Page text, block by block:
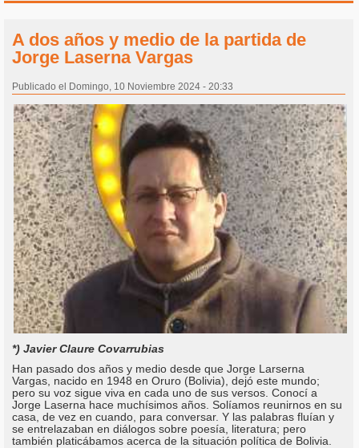
A dos años y medio de la partida de
Jorge Laserna Vargas
Publicado el Domingo, 10 Noviembre 2024 - 20:33
*) Javier Claure Covarrubias
Han pasado dos años y medio desde que Jorge Larserna
Vargas, nacido en 1948 en Oruro (Bolivia), dejó este mundo;
pero su voz sigue viva en cada uno de sus versos. Conocí a
Jorge Laserna hace muchísimos años. Solíamos reunirnos en su
casa, de vez en cuando, para conversar. Y las palabras fluían y
se entrelazaban en diálogos sobre poesía, literatura; pero
también platicábamos acerca de la situación política de Bolivia.